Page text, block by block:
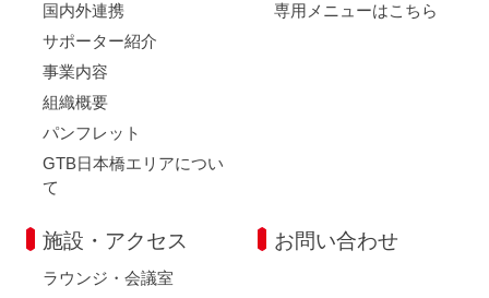
国内外連携
サポーター紹介
事業内容
組織概要
パンフレット
GTB日本橋エリアについ
て
専用メニューはこちら
施設・アクセス
ラウンジ・会議室
お問い合わせ